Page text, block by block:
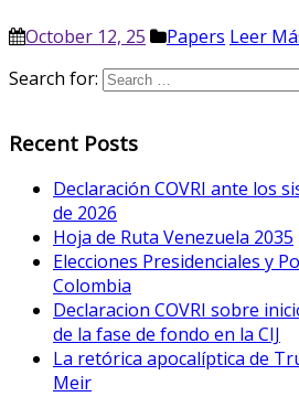
October 12, 25 Papers Leer
Search for:
Recent Posts
Declaración COVRI ante los
de 2026
Hoja de Ruta Venezuela 2035
Elecciones Presidenciales y
Colombia
Declaracion COVRI sobre
de la fase de fondo en la CIJ
La retórica apocalíptica de
Meir